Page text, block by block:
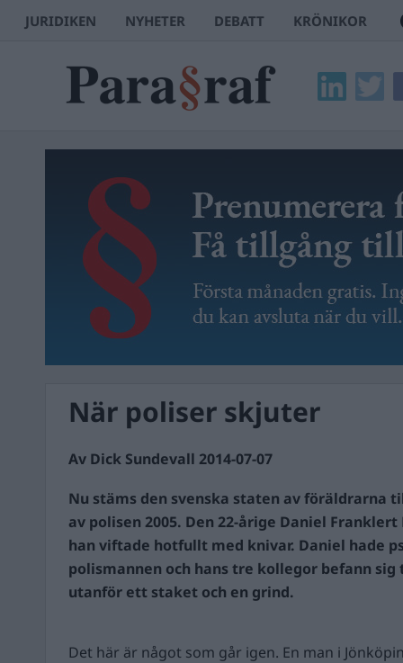
JURIDIKEN NYHETER DEBATT KRÖNIKOR
När poliser skjuter
Av Dick Sundevall 2014-07-07
Nu stäms den svenska staten av föräldrarna
av polisen 2005. Den 22-årige Daniel
han viftade hotfullt med knivar. Daniel hade
polismannen och hans tre kollegor befann
utanför ett staket och en grind.
Det här är något som går igen. En man i